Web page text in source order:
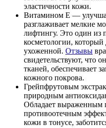
эластичности кожи.
Витамином Е —
разглаживает мелкие
лифтингу. Это один из
косметологии, который
ухоженной. Отзывы
свидетельствуют, что
тканей, обеспечивает
кожного покрова.
Грейпфрутовым
природным
Обладает выраженным
противоотечным
кожи в тонусе,